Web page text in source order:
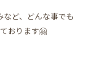
ど、どんな事でも
おります🤗